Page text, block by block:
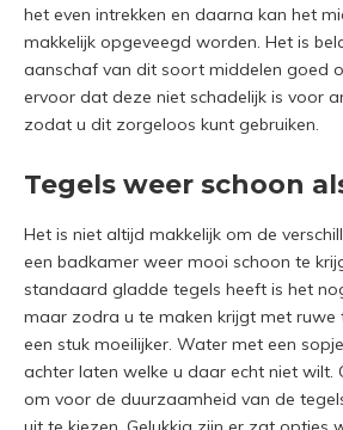
het even intrekken en daarna kan het
makkelijk opgeveegd worden. Het is
aanschaf van dit soort middelen goed
ervoor dat deze niet schadelijk is voor
zodat u dit zorgeloos kunt gebruiken.
Tegels weer schoon
Het is niet altijd makkelijk om de
een badkamer weer mooi schoon te
standaard gladde tegels heeft is het
maar zodra u te maken krijgt met ruwe
een stuk moeilijker. Water met een
achter laten welke u daar echt niet wilt.
om voor de duurzaamheid van de